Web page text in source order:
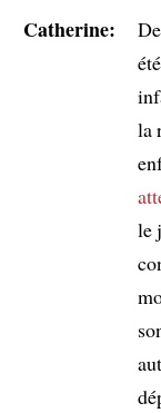
Catherine:
la
le